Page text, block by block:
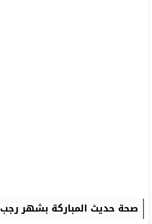
صحة حديث المباركة بشهر رجب